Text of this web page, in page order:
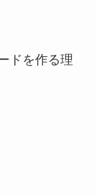
ドを作る理